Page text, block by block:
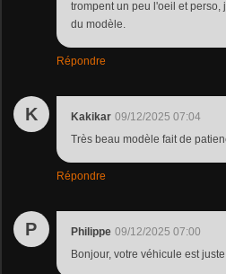
trompent un peu l'oeil et
du modèle.
Répondre
K Kakikar 09/12/2025 07:04
Très beau modèle fait de
Répondre
P Philippe 09/12/2025 07:00
Bonjour, votre véhicule est